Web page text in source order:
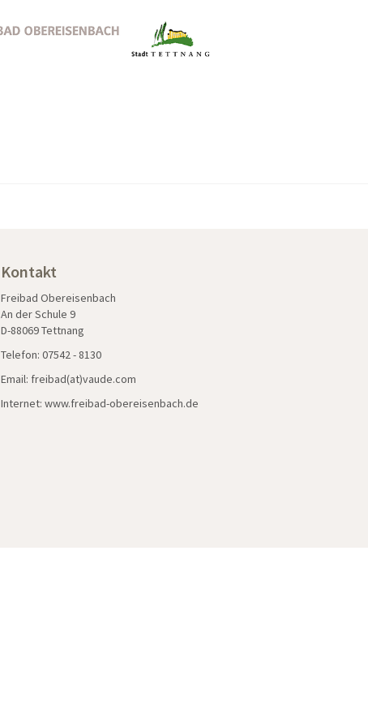
Kontakt
Freibad Obereisenbach
An der Schule 9
D-88069 Tettnang
Telefon: 07542 - 8130
Email: freibad(at)vaude.com
Internet: www.freibad-obereisenbach.de